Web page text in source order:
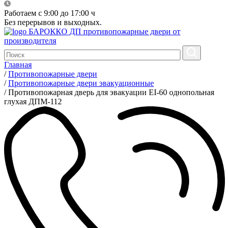
Работаем с 9:00 до 17:00 ч
Без перерывов и выходных.
БАРОККО ДП противопожарные двери от
производителя
Главная
/ Противопожарные двери
/ Противопожарные двери эвакуационные
/ Противопожарная дверь для эвакуации EI-60 однопольная
глухая ДПМ-112